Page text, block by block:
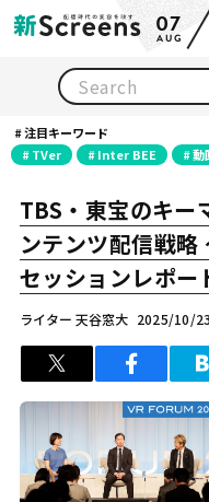
07
AUG
注目キーワード
TVer
Inter BEE 動
TBS・東宝のキー
ンテンツ配信戦略
セッションレポー
ライター 天谷窓大 2025/10/
ツイート シェ